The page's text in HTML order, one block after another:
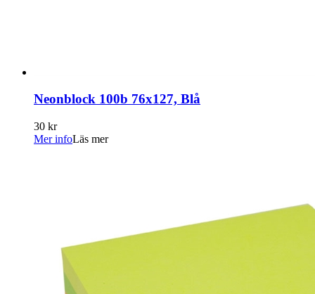
Neonblock 100b 76x127, Blå
30 kr
Mer infoLäs mer